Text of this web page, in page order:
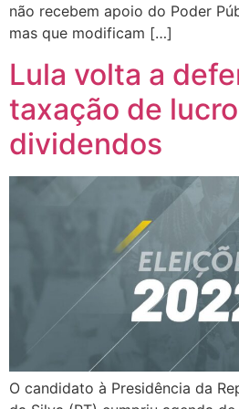
não recebem apoio do Poder
mas que modificam […]
Lula volta a
taxação de
dividendos
O candidato à Presidência da